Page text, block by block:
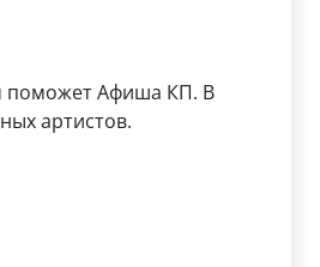
поможет Афиша КП. В
артистов.